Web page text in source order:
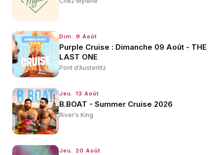
Dim. 9 Août
Purple Cruise : Dimanche 09 Août - THE
LAST ONE
Pont d'Austerlitz
Jeu. 13 Août
B.BOAT - Summer Cruise 2026
River's King
Jeu. 20 Août